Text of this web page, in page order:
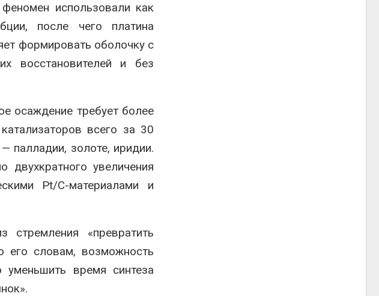
использовали как
после чего платина
формировать оболочку с
восстановителей и без
осаждение требует более
всего за 30
палладии, золоте, иридии.
двухкратного увеличения
Pt/C-материалами и
«превратить
его словам, возможность
время синтеза